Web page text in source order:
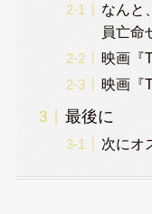
なんと
員亡命
映画『
映画『
最後に
次にオ